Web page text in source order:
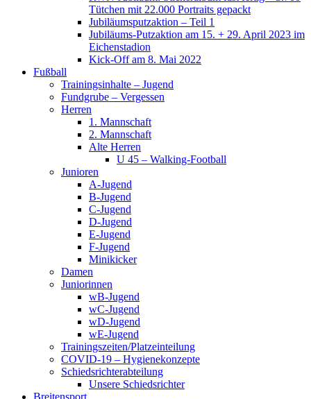
Tütchen mit 22.000 Portraits gepackt
Jubiläumsputzaktion – Teil 1
Jubiläums-Putzaktion am 15. + 29. April 2023 im
Eichenstadion
Kick-Off am 8. Mai 2022
Fußball
Trainingsinhalte – Jugend
Fundgrube – Vergessen
Herren
1. Mannschaft
2. Mannschaft
Alte Herren
U 45 – Walking-Football
Junioren
A-Jugend
B-Jugend
C-Jugend
D-Jugend
E-Jugend
F-Jugend
Minikicker
Damen
Juniorinnen
wB-Jugend
wC-Jugend
wD-Jugend
wE-Jugend
Trainingszeiten/Platzeinteilung
COVID-19 – Hygienekonzepte
Schiedsrichterabteilung
Unsere Schiedsrichter
Breitensport